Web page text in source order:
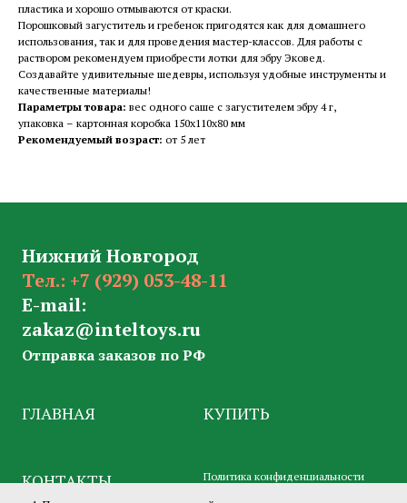
пластика и хорошо отмываются от краски.
Порошковый загуститель и гребенок пригодятся как для домашнего
использования, так и для проведения мастер-классов. Для работы с
раствором рекомендуем приобрести лотки для эбру Эковед.
Создавайте удивительные шедевры, используя удобные инструменты и
качественные материалы!
Параметры товара: вес одного саше с загустителем эбру 4 г,
упаковка – картонная коробка 150х110х80 мм
Рекомендуемый возраст: от 5 лет
Нижний Новгород
Тел.: +7 (929) 053-48-11
E-mail:
zakaz@inteltoys.ru
Отправка заказов по РФ
ГЛАВНАЯ КУПИТЬ
КОНТАКТЫ Политика конфиденциальности